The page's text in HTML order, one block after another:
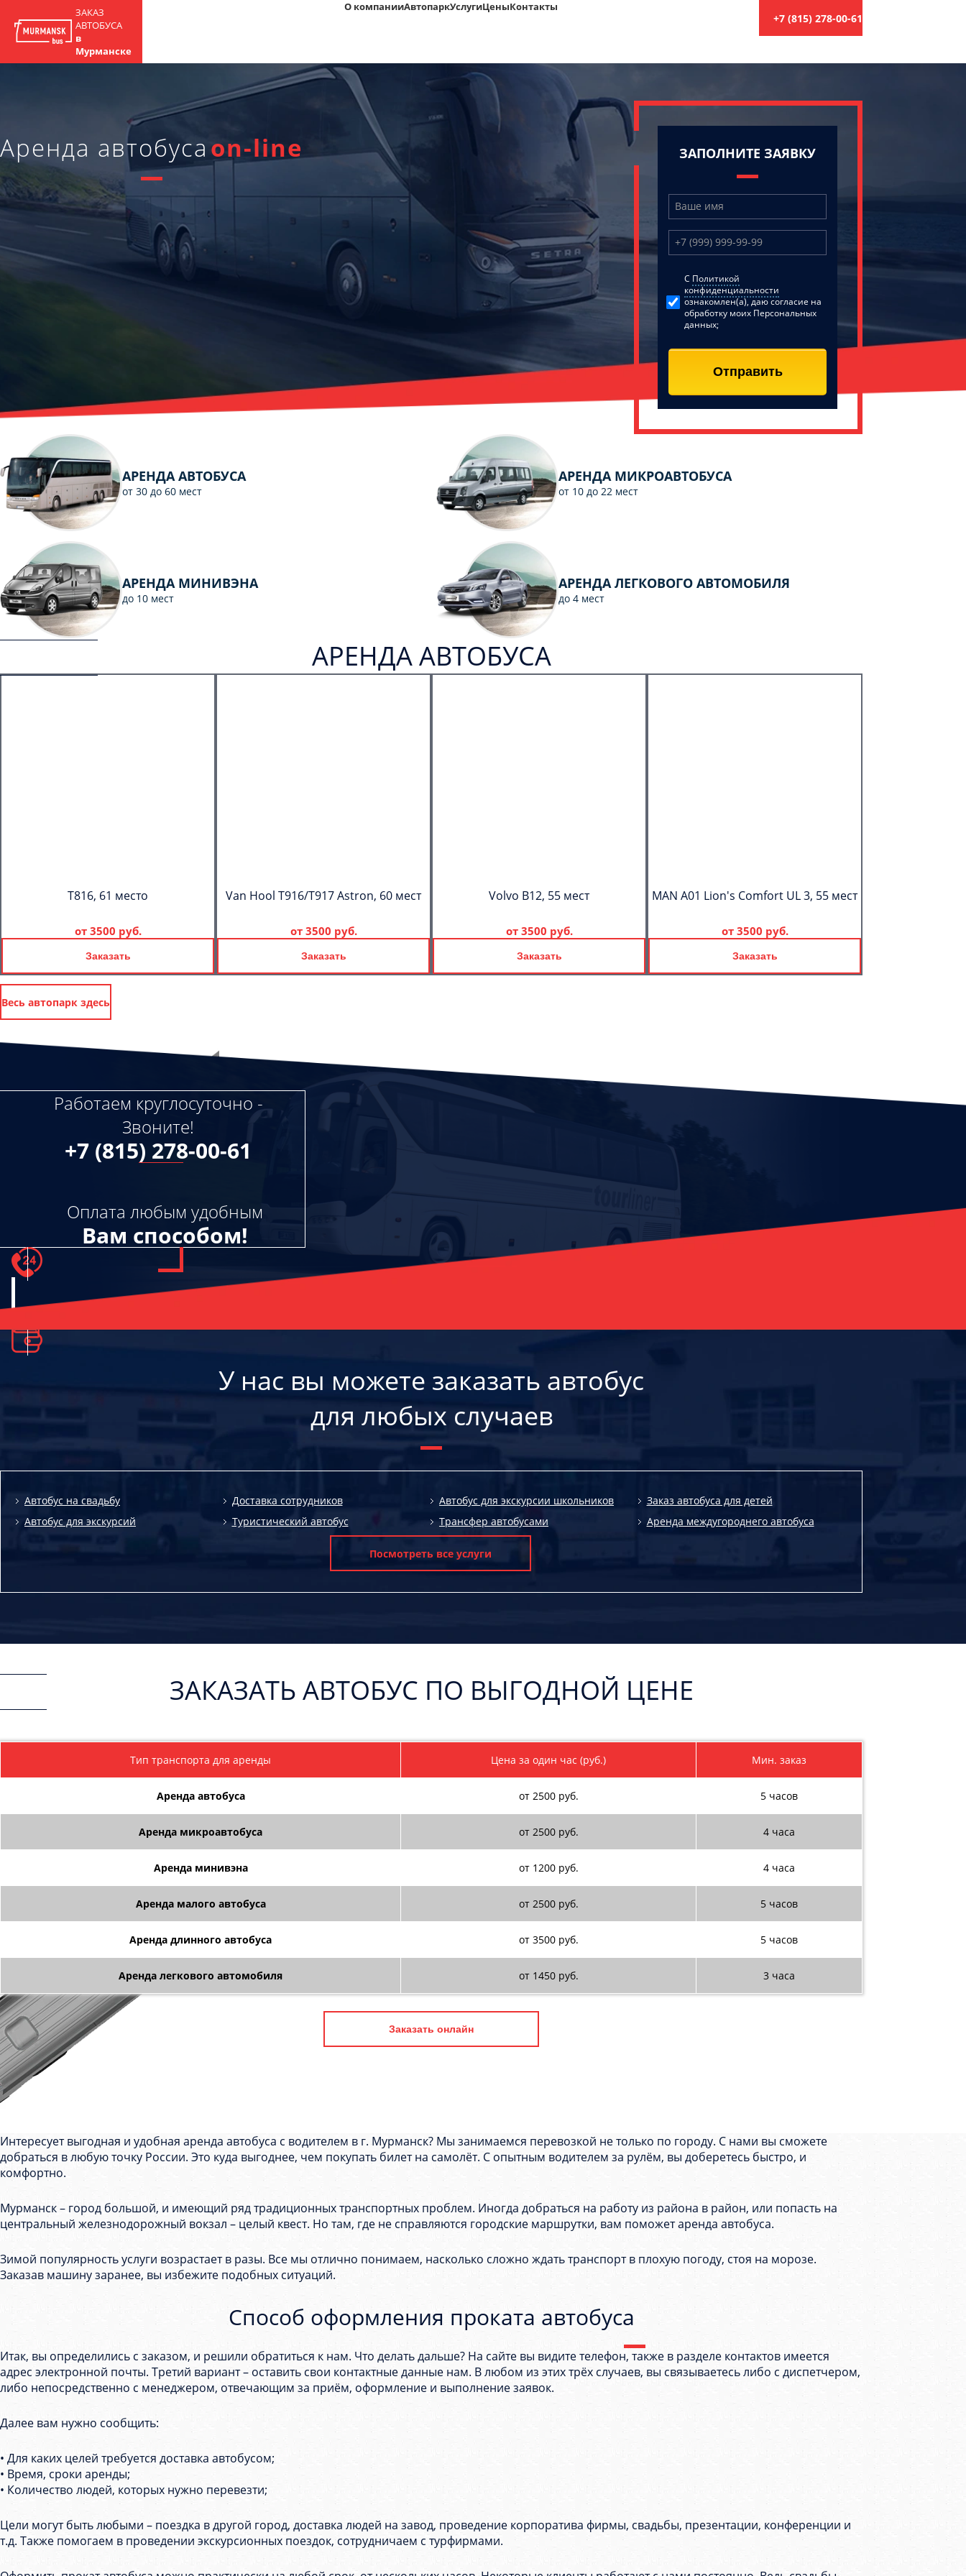
ЗАКАЗ
АВТОБУСА
в
Мурманске
О компанииАвтопаркУслугиЦеныКонтакты
+7 (815) 278-00-61
Аренда автобусаon-line ЗАПОЛНИТЕ ЗАЯВКУ
C Политикой
конфиденциальности
ознакомлен(а), даю согласие на
обработку моих Персональных
данных;
Отправить
АРЕНДА АВТОБУСА
от 30 до 60 мест
АРЕНДА МИКРОАВТОБУСА
от 10 до 22 мест
АРЕНДА МИНИВЭНА
до 10 мест
АРЕНДА ЛЕГКОВОГО АВТОМОБИЛЯ
до 4 мест
АРЕНДА АВТОБУСА
T816, 61 место
от 3500 руб.
Заказать
Van Hool T916/T917 Astron, 60 мест
от 3500 руб.
Заказать
Volvo B12, 55 мест
от 3500 руб.
Заказать
MAN A01 Lion's Comfort UL 3, 55 мест
от 3500 руб.
Заказать
Весь автопарк здесь
Работаем круглосуточно -
Звоните!
+7 (815) 278-00-61
Оплата любым удобным
Вам способом!
У нас вы можете заказать автобус
для любых случаев
Автобус на свадьбу Доставка сотрудников Автобус для экскурсии школьников
Заказ автобуса для детей
Автобус для экскурсий
Туристический автобус Трансфер автобусами Аренда междугороднего автобуса
Посмотреть все услуги
ЗАКАЗАТЬ АВТОБУС ПО ВЫГОДНОЙ ЦЕНЕ
Тип транспорта для аренды Цена за один час (руб.) Мин. заказ
Аренда автобуса от 2500 руб. 5 часов
Аренда микроавтобуса от 2500 руб. 4 часа
Аренда минивэна от 1200 руб. 4 часа
Аренда малого автобуса от 2500 руб. 5 часов
Аренда длинного автобуса от 3500 руб. 5 часов
Аренда легкового автомобиля от 1450 руб. 3 часа
Заказать онлайн
Интересует выгодная и удобная аренда автобуса с водителем в г. Мурманск? Мы занимаемся перевозкой не только по городу. С нами вы сможете
добраться в любую точку России. Это куда выгоднее, чем покупать билет на самолёт. С опытным водителем за рулём, вы доберетесь быстро, и
комфортно.
Мурманск – город большой, и имеющий ряд традиционных транспортных проблем. Иногда добраться на работу из района в район, или попасть на
центральный железнодорожный вокзал – целый квест. Но там, где не справляются городские маршрутки, вам поможет аренда автобуса.
Зимой популярность услуги возрастает в разы. Все мы отлично понимаем, насколько сложно ждать транспорт в плохую погоду, стоя на морозе.
Заказав машину заранее, вы избежите подобных ситуаций.
Способ оформления проката автобуса
Итак, вы определились с заказом, и решили обратиться к нам. Что делать дальше? На сайте вы видите телефон, также в разделе контактов имеется
адрес электронной почты. Третий вариант – оставить свои контактные данные нам. В любом из этих трёх случаев, вы связываетесь либо с диспетчером,
либо непосредственно с менеджером, отвечающим за приём, оформление и выполнение заявок.
Далее вам нужно сообщить:
• Для каких целей требуется доставка автобусом;
• Время, сроки аренды;
• Количество людей, которых нужно перевезти;
Цели могут быть любыми – поездка в другой город, доставка людей на завод, проведение корпоратива фирмы, свадьбы, презентации, конференции и
т.д. Также помогаем в проведении экскурсионных поездок, сотрудничаем с турфирмами.
конфиденциальности
ознакомлен(а), даю согласие на
обработку моих Персональных
данных